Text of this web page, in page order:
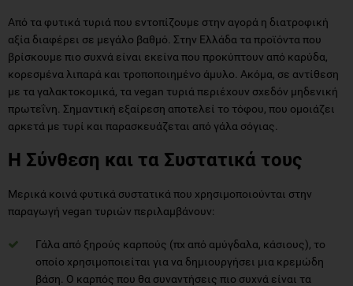
Από τα φυτικά τυριά που εντοπίζουμε στην αγορά η διατροφική
αξία διαφέρει σε μεγάλο βαθμό. Στην Ελλάδα τα προϊόντα που
βρίσκουμε πιο συχνά είναι εκείνα που προκύπτουν από καρύδα,
κορεσμένα λιπαρά και τροποποιημένο άμυλο. Ακόμα, σε αντίθεση
με τα γαλακτοκομικά, τα vegan τυριά περιέχουν σχεδόν μηδενική
πρωτεΐνη. Σημαντική εξαίρεση αποτελεί το τόφου, που ομοιάζει
αρκετά με τυρί και παρασκευάζεται από γάλα σόγιας.
Η Σύνθεση και τα Συστατικά τους
Μερικά κοινά φυτικά συστατικά που χρησιμοποιούνται στην
παραγωγή vegan τυριών περιλαμβάνουν:
Γάλα από ξηρούς καρπoύς (πχ από αμύγδαλα, κάσιους), το
οποίο χρησιμοποιείται για να δημιουργήσει μια κρεμώδη
βάση. Ο καρπός που θα συναντήσεις πιο συχνά είναι τα